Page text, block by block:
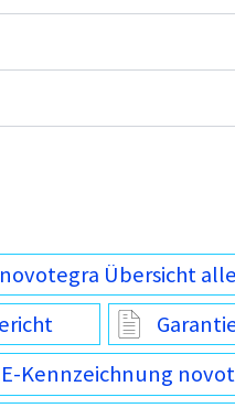
novotegra Übersicht
Kennzeichnung